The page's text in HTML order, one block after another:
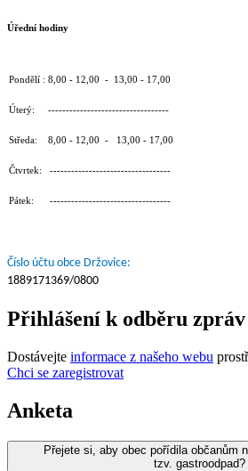
Úřední hodiny
Pondělí : 8,00 - 12,00 - 13,00 - 17,00
Úterý: ----------------------------------
Středa: 8,00 - 12,00 - 13,00 - 17,00
Čtvrtek: ----------------------------------
Pátek: ----------------------------------
Číslo účtu obce Držovice:
1889171369/0800
Přihlášení k odběru zpráv
Dostávejte informace z našeho webu
Chci se zaregistrovat
Anketa
Přejete si, aby obec pořídila občanům
tzv. gastroodpad?